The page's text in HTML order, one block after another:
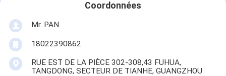
Coordonnées
Mr. PAN
18022390862
RUE EST DE LA PIÈCE 302-308,43 FUHUA,
TANGDONG, SECTEUR DE TIANHE, GUANGZHOU